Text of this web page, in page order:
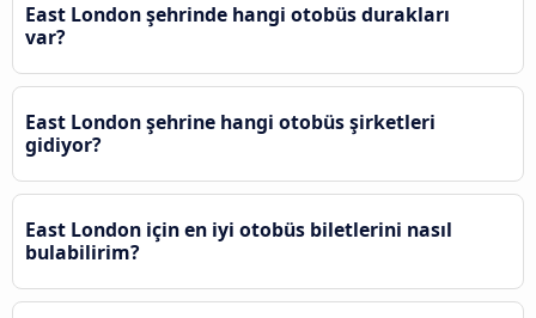
East London şehrinde hangi otobüs durakları
var?
East London şehrine hangi otobüs şirketleri
gidiyor?
East London için en iyi otobüs biletlerini nasıl
bulabilirim?